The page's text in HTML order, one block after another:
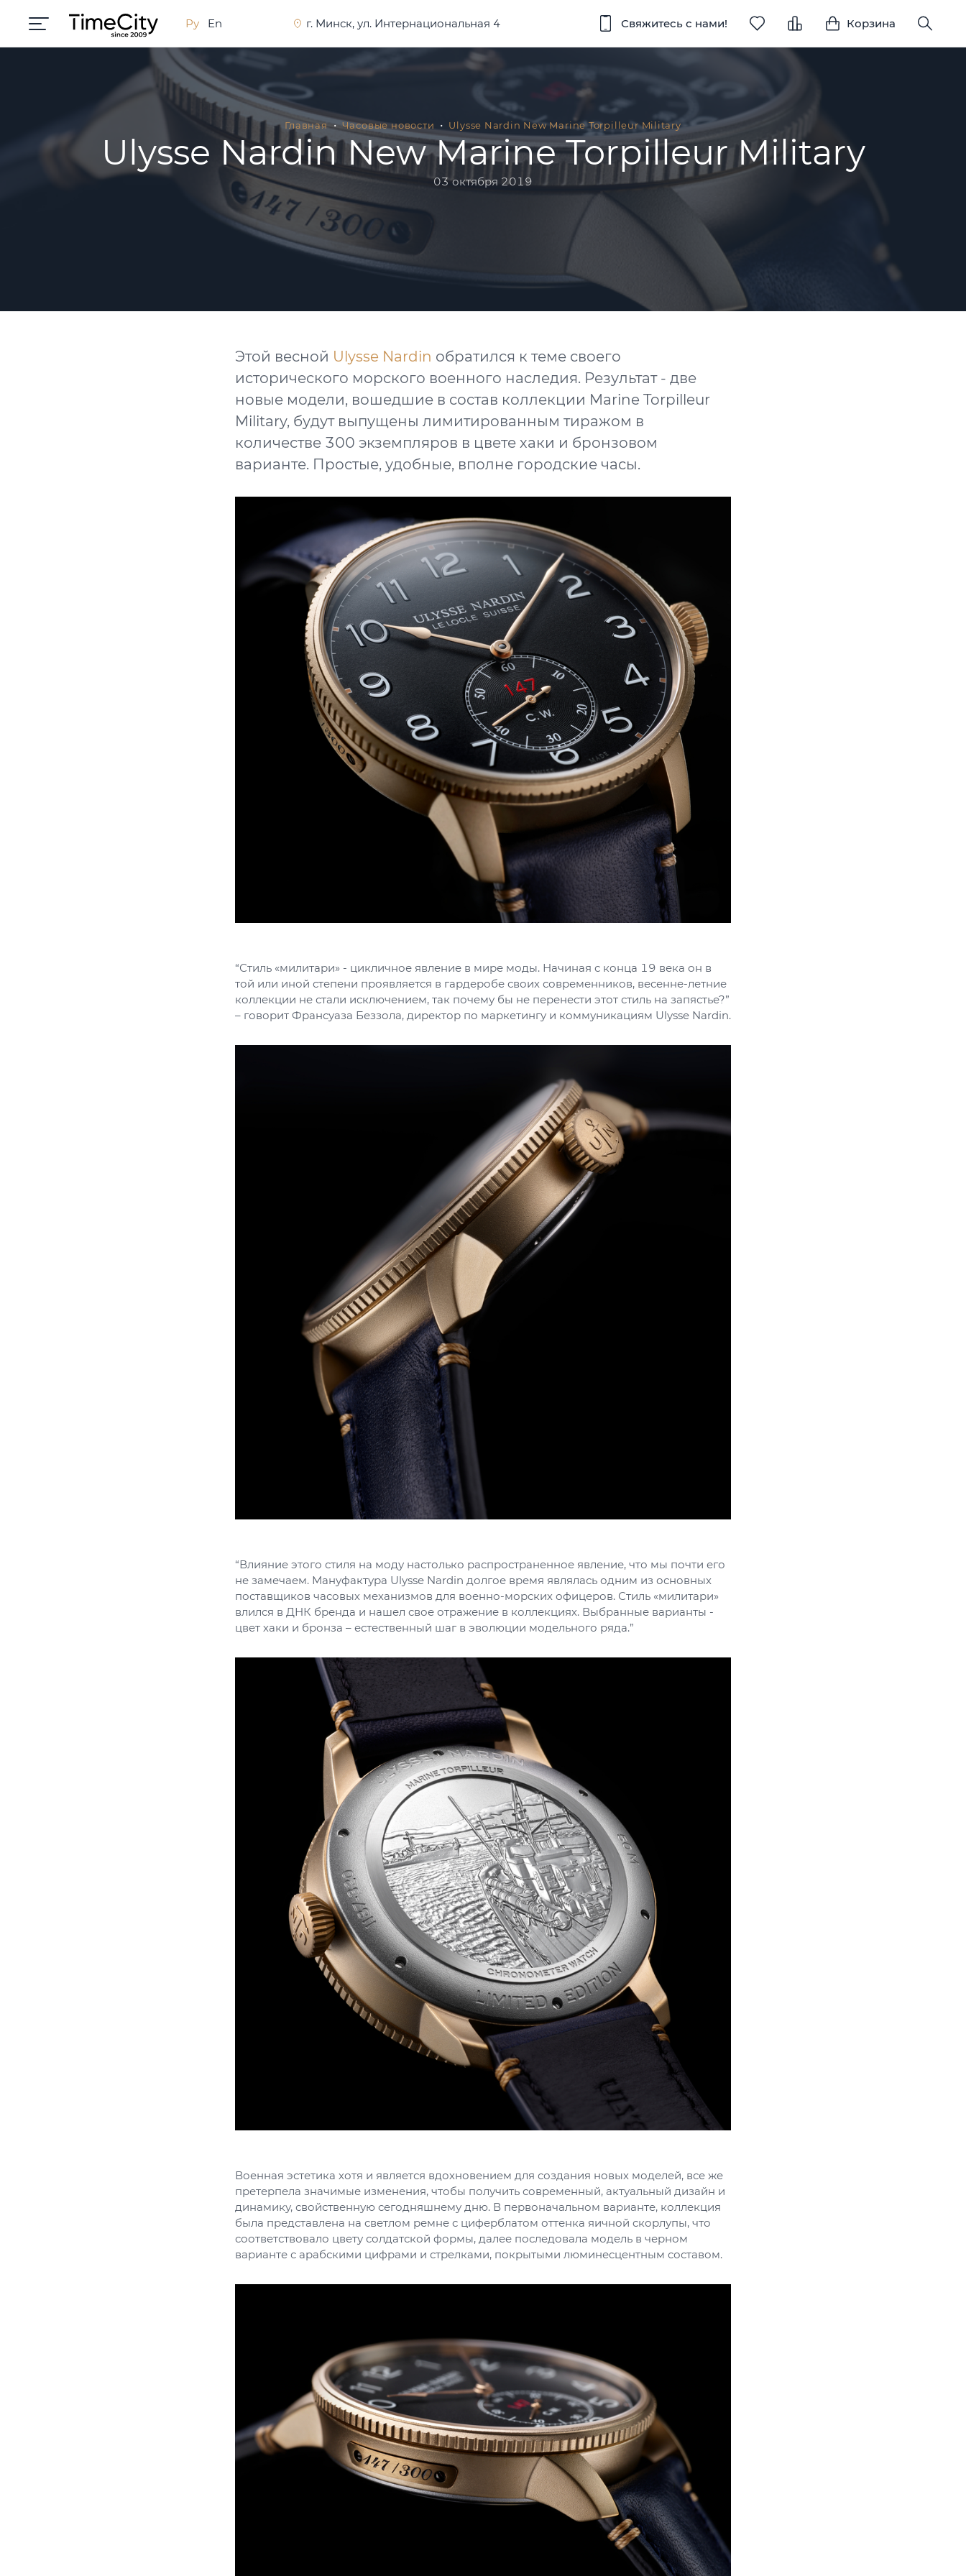
Ру En г. Минск, ул. Интернациональная 4 Свяжитесь с нами! Корзина
Главная Часовые новости Ulysse Nardin New Marine Torpilleur Military
Ulysse Nardin New Marine Torpilleur Military
03 октября 2019
Этой весной Ulysse Nardin обратился к теме своего
исторического морского военного наследия. Результат - две
новые модели, вошедшие в состав коллекции Marine Torpilleur
Military, будут выпущены лимитированным тиражом в
количестве 300 экземпляров в цвете хаки и бронзовом
варианте. Простые, удобные, вполне городские часы.
“Стиль «милитари» - цикличное явление в мире моды. Начиная с конца 19 века он в
той или иной степени проявляется в гардеробе своих современников, весенне-летние
коллекции не стали исключением, так почему бы не перенести этот стиль на запястье?”
– говорит Франсуаза Беззола, директор по маркетингу и коммуникациям Ulysse Nardin.
“Влияние этого стиля на моду настолько распространенное явление, что мы почти его
не замечаем. Мануфактура Ulysse Nardin долгое время являлась одним из основных
поставщиков часовых механизмов для военно-морских офицеров. Стиль «милитари»
влился в ДНК бренда и нашел свое отражение в коллекциях. Выбранные варианты -
цвет хаки и бронза – естественный шаг в эволюции модельного ряда.”
Военная эстетика хотя и является вдохновением для создания новых моделей, все же
претерпела значимые изменения, чтобы получить современный, актуальный дизайн и
динамику, свойственную сегодняшнему дню. В первоначальном варианте, коллекция
была представлена на светлом ремне с циферблатом оттенка яичной скорлупы, что
соответствовало цвету солдатской формы, далее последовала модель в черном
варианте с арабскими цифрами и стрелками, покрытыми люминесцентным составом.